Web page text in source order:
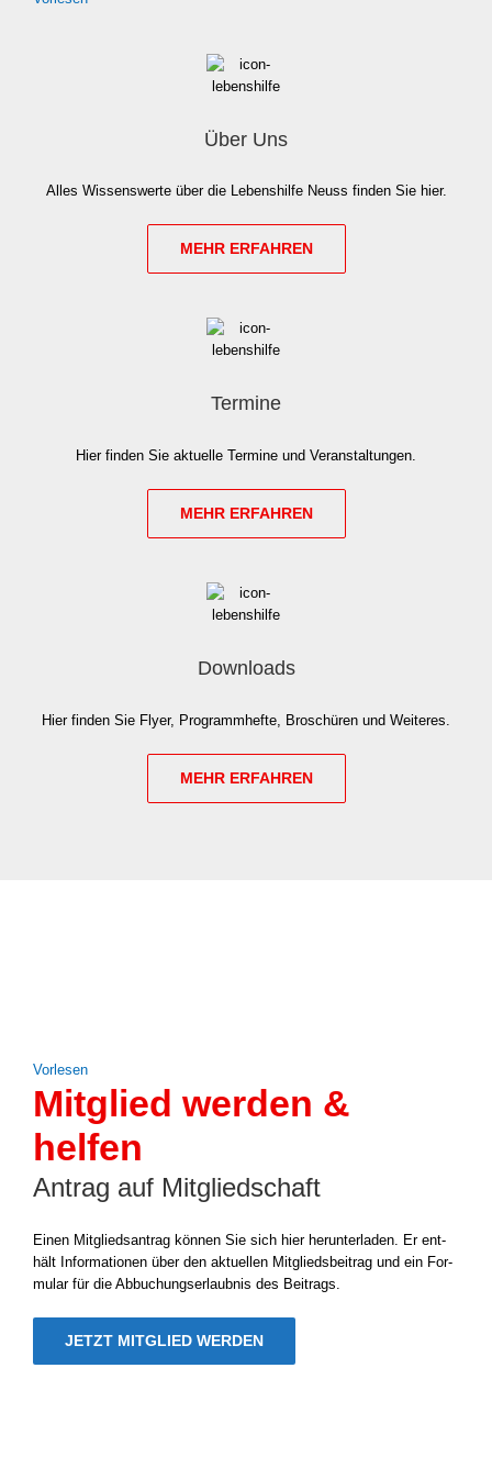
Über Uns
Alles Wis­sens­wer­te über die Lebens­hil­fe Neuss fin­den Sie hier.
MEHR ERFAH­REN
Termine
Hier fin­den Sie aktu­el­le Ter­mi­ne und Ver­an­stal­tun­gen.
MEHR ERFAH­REN
Downloads
Hier fin­den Sie Fly­er, Pro­gramm­hef­te, Bro­schü­ren und Wei­te­res.
MEHR ERFAH­REN
Vor­le­sen
Mitglied werden &
helfen
Antrag auf Mitgliedschaft
Einen Mit­glieds­an­trag kön­nen Sie sich hier her­un­ter­la­den. Er ent­
hält Infor­ma­tio­nen über den aktu­el­len Mit­glieds­bei­trag und ein For­
mu­lar für die Abbu­chungs­er­laub­nis des Bei­trags.
JETZT MIT­GLIED WER­DEN